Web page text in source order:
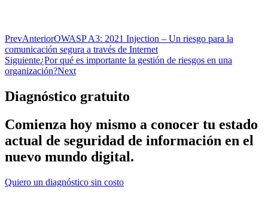
PrevAnteriorOWASP A3: 2021 Injection – Un riesgo para la
comunicación segura a través de Internet
Siguiente¿Por qué es importante la gestión de riesgos en una
organización?Next
Diagnóstico gratuito
Comienza hoy mismo a conocer tu estado
actual de seguridad de información en el
nuevo mundo digital.
Quiero un diagnóstico sin costo